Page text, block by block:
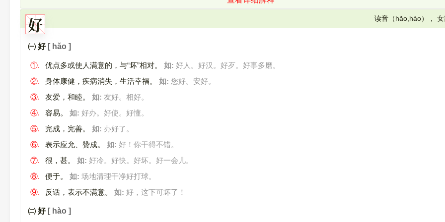
好 读音（hǎo,hào），
㈠ 好 [ hǎo ]
①. 优点多或使人满意的，与“坏”相对。 如: 好人。好汉。好歹。好事多磨。
②.
身体康健，疾病消失，生活幸福。 如: 您好。安好。
③.
友爱，和睦。 如: 友好。相好。
④.
容易。 如: 好办。好使。好懂。
⑤.
完成，完善。 如: 办好了。
⑥.
表示应允、赞成。 如: 好！你干得不错。
⑦.
很，甚。 如: 好冷。好快。好坏。好一会儿。
⑧.
便于。 如: 场地清理干净好打球。
⑨.
反话，表示不满意。 如: 好，这下可坏了！
㈡ 好 [ hào ]